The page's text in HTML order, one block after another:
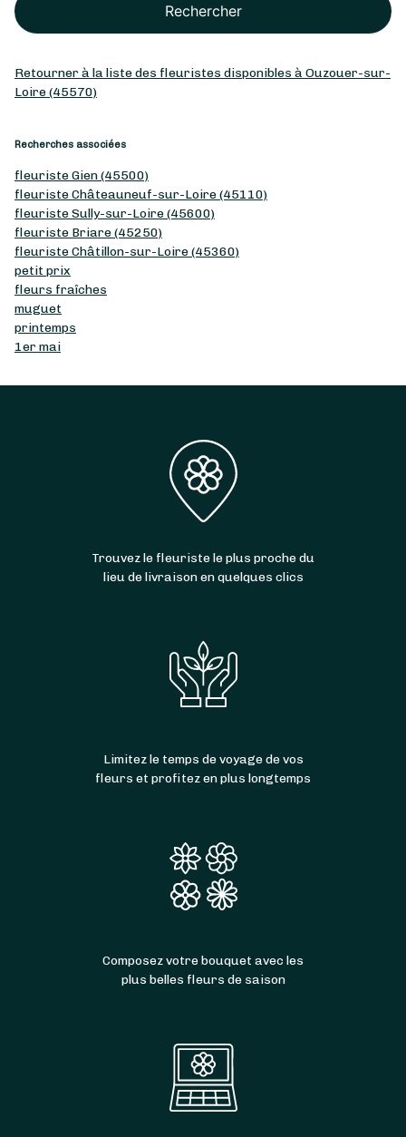
Rechercher
Retourner à la liste des fleuristes disponibles à Ouzouer-sur-
Loire (45570)
Recherches associées
fleuriste Gien (45500)
fleuriste Châteauneuf-sur-Loire (45110)
fleuriste Sully-sur-Loire (45600)
fleuriste Briare (45250)
fleuriste Châtillon-sur-Loire (45360)
petit prix
fleurs fraîches
muguet
printemps
1er mai
Trouvez le fleuriste le plus proche du
lieu de livraison en quelques clics
Limitez le temps de voyage de vos
fleurs et profitez en plus longtemps
Composez votre bouquet avec les
plus belles fleurs de saison